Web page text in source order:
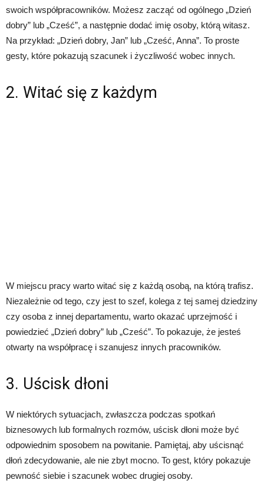
swoich współpracowników. Możesz zacząć od ogólnego „Dzień
dobry” lub „Cześć”, a następnie dodać imię osoby, którą witasz.
Na przykład: „Dzień dobry, Jan” lub „Cześć, Anna”. To proste
gesty, które pokazują szacunek i życzliwość wobec innych.
2. Witać się z każdym
W miejscu pracy warto witać się z każdą osobą, na którą trafisz.
Niezależnie od tego, czy jest to szef, kolega z tej samej dziedziny
czy osoba z innej departamentu, warto okazać uprzejmość i
powiedzieć „Dzień dobry” lub „Cześć”. To pokazuje, że jesteś
otwarty na współpracę i szanujesz innych pracowników.
3. Uścisk dłoni
W niektórych sytuacjach, zwłaszcza podczas spotkań
biznesowych lub formalnych rozmów, uścisk dłoni może być
odpowiednim sposobem na powitanie. Pamiętaj, aby uścisnąć
dłoń zdecydowanie, ale nie zbyt mocno. To gest, który pokazuje
pewność siebie i szacunek wobec drugiej osoby.